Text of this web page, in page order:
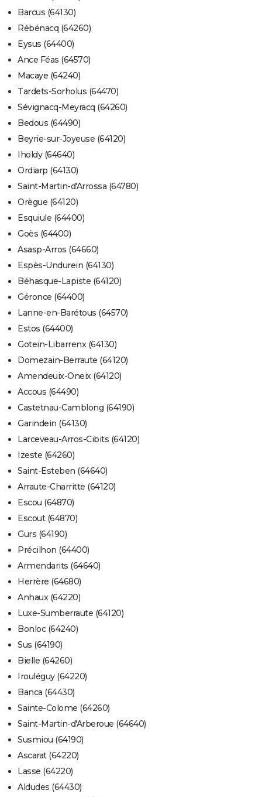
Barcus (64130)
Rébénacq (64260)
Eysus (64400)
Ance Féas (64570)
Macaye (64240)
Tardets-Sorholus (64470)
Sévignacq-Meyracq (64260)
Bedous (64490)
Beyrie-sur-Joyeuse (64120)
Iholdy (64640)
Ordiarp (64130)
Saint-Martin-d'Arrossa (64780)
Orègue (64120)
Esquiule (64400)
Goès (64400)
Asasp-Arros (64660)
Espès-Undurein (64130)
Béhasque-Lapiste (64120)
Géronce (64400)
Lanne-en-Barétous (64570)
Estos (64400)
Gotein-Libarrenx (64130)
Domezain-Berraute (64120)
Amendeuix-Oneix (64120)
Accous (64490)
Castetnau-Camblong (64190)
Garindein (64130)
Larceveau-Arros-Cibits (64120)
Izeste (64260)
Saint-Esteben (64640)
Arraute-Charritte (64120)
Escou (64870)
Escout (64870)
Gurs (64190)
Précilhon (64400)
Armendarits (64640)
Herrère (64680)
Anhaux (64220)
Luxe-Sumberraute (64120)
Bonloc (64240)
Sus (64190)
Bielle (64260)
Irouléguy (64220)
Banca (64430)
Sainte-Colome (64260)
Saint-Martin-d'Arberoue (64640)
Susmiou (64190)
Ascarat (64220)
Lasse (64220)
Aldudes (64430)